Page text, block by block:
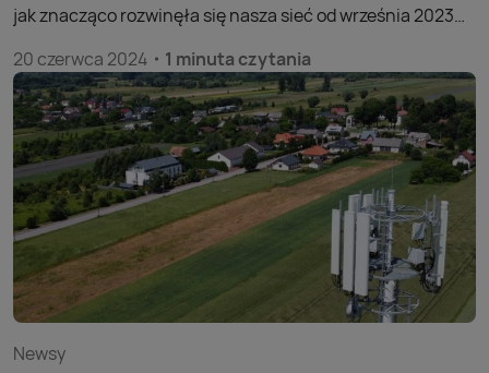
jak znacząco rozwinęła się nasza sieć od września 2023
20 czerwca 2024 1 minuta czytania
Newsy